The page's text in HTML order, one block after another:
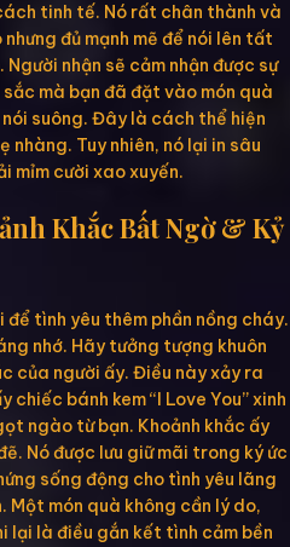
tinh tế. Nó rất chân thành và
đủ mạnh mẽ để nói lên tất
nhận sẽ cảm nhận được sự
mà bạn đã đặt vào món quà
suông. Đây là cách thể hiện
nhàng. Tuy nhiên, nó lại in sâu
mỉm cười xao xuyến.
Khắc Bất Ngờ & Kỷ
tình yêu thêm phần nồng cháy.
nhớ. Hãy tưởng tượng khuôn
của người ấy. Điều này xảy ra
chiếc bánh kem “I Love You” xinh
ngào từ bạn. Khoảnh khắc ấy
Nó được lưu giữ mãi trong ký ức
sống động cho tình yêu lãng
Một món quà không cần lý do,
lại là điều gắn kết tình cảm bền